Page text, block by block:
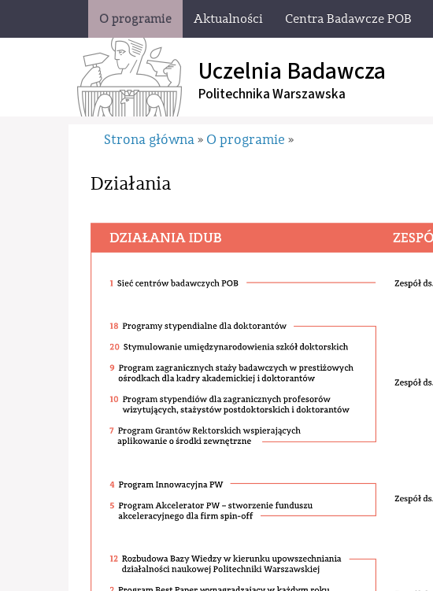
O programie Aktualności Centra Badawcze POB
Uczelnia Badawcza
Politechnika Warszawska
Strona główna » O programie »
Działania